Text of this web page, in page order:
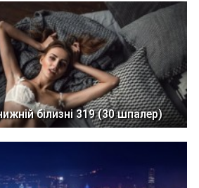
білизні 319 (30 шпалер)